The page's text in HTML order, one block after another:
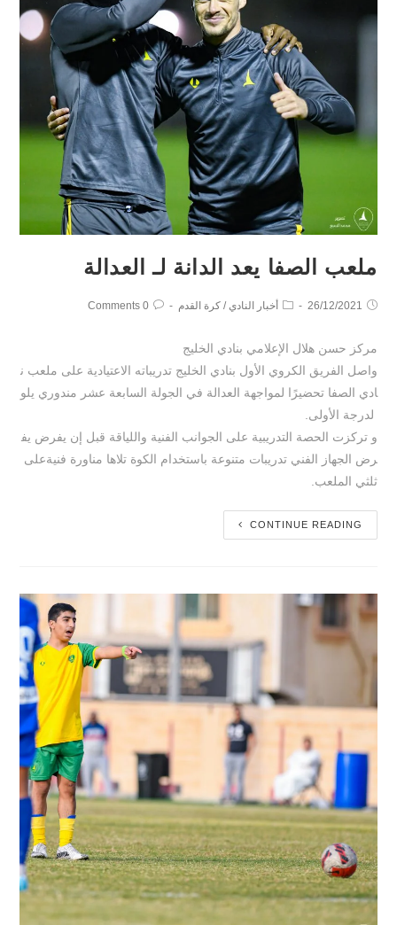
ملعب الصفا يعد الدانة لـ العدالة
26/12/2021 أخبار النادي / كرة القدم 0 Comments
مركز حسن هلال الإعلامي بنادي الخليج
واصل الفريق الكروي الأول بنادي الخليج تدريباته الاعتيادية على ملعب ن
ادي الصفا تحضيرًا لمواجهة العدالة في الجولة السابعة عشر مندوري يلو
لدرجة الأولى.
و تركزت الحصة التدريبية على الجوانب الفنية واللياقة قبل إن يفرض يف
رض الجهاز الفني تدريبات متنوعة باستخدام الكوة تلاها مناورة فنيةعلى
ثلثي الملعب.
CONTINUE READING